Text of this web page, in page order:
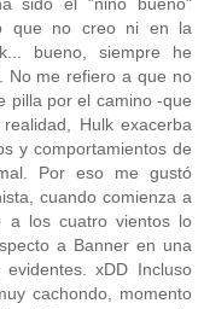
que no creo ni en la
bueno, siempre he
No me refiero a que no
pilla por el camino -que
Hulk exacerba
y comportamientos de
Por eso me gustó
cuando comienza a
a los cuatro vientos lo
a Banner en una
xDD Incluso
cachondo, momento